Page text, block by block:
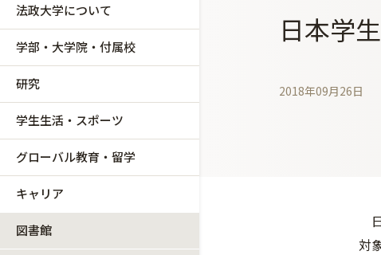
法政大学について
学部・大学院・付属校
研究
学生生活・スポーツ
グローバル教育・留学
キャリア
図書館
日本学
2018年09月26日
対